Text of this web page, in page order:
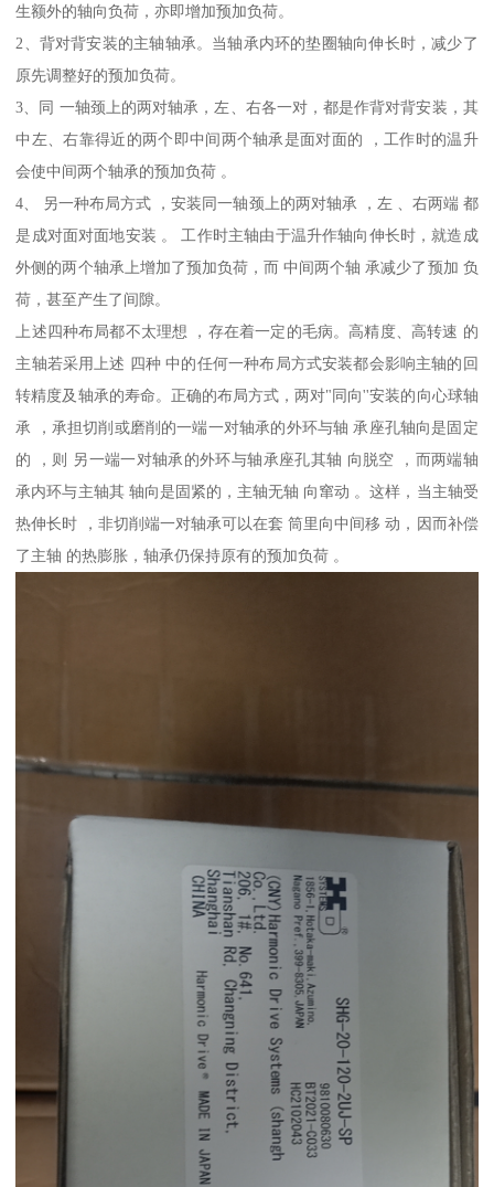
生额外的轴向负荷，亦即增加预加负荷。
2、背对背安装的主轴轴承。当轴承内环的垫圈轴向伸长时，减少了
原先调整好的预加负荷。
3、同 一轴颈上的两对轴承，左、右各一对，都是作背对背安装，其
中左、右靠得近的两个即中间两个轴承是面对面的 ，工作时的温升
会使中间两个轴承的预加负荷 。
4、 另一种布局方式 ，安装同一轴颈上的两对轴承 ，左 、右两端 都
是成对面对面地安装 。 工作时主轴由于温升作轴向伸长时，就造成
外侧的两个轴承上增加了预加负荷，而 中间两个轴 承减少了预加 负
荷，甚至产生了间隙。
上述四种布局都不太理想 ，存在着一定的毛病。高精度、高转速 的
主轴若采用上述 四种 中的任何一种布局方式安装都会影响主轴的回
转精度及轴承的寿命。正确的布局方式，两对"同向''安装的向心球轴
承 ，承担切削或磨削的一端一对轴承的外环与轴 承座孔轴向是固定
的 ，则 另一端一对轴承的外环与轴承座孔其轴 向脱空 ，而两端轴
承内环与主轴其 轴向是固紧的，主轴无轴 向窜动 。这样，当主轴受
热伸长时 ，非切削端一对轴承可以在套 筒里向中间移 动，因而补偿
了主轴 的热膨胀，轴承仍保持原有的预加负荷 。